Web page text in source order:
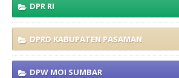
DPR RI
DPRD KABUPATEN PASAMAN
DPW MOI SUMBAR